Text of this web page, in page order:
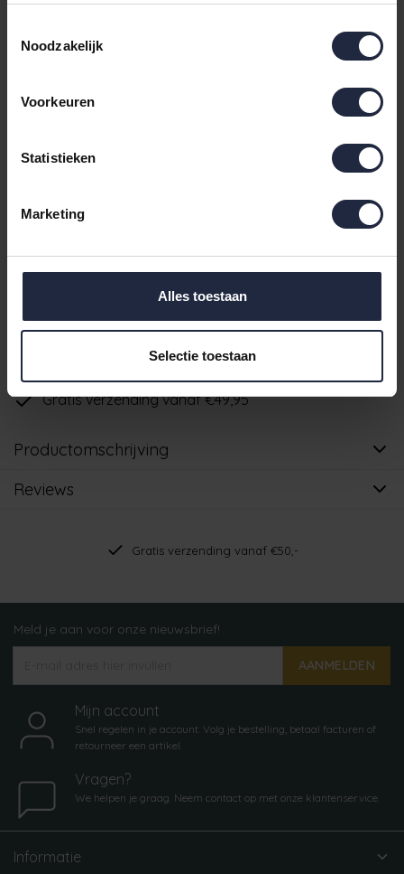
Noodzakelijk
Voorkeuren
Statistieken
Marketing
Alles toestaan
Selectie toestaan
Incl. BTW
€109,95
Incl. BTW
€109,95
€109,95
IN DE WINKELWAGEN
Ruim aanbod badtextiel
Gratis verzending vanaf €49,95
Productomschrijving
Reviews
Gratis verzending vanaf €50,-
Meld je aan voor onze nieuwsbrief!
AANMELDEN
Mijn account
Snel regelen in je account. Volg je bestelling, betaal facturen of
retourneer een artikel.
Vragen?
We helpen je graag. Neem contact op met onze klantenservice.
Informatie